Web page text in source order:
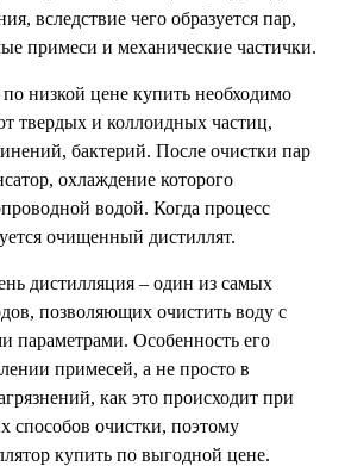
вследствие чего образуется пар,
примеси и механические частички.
низкой цене купить необходимо
твердых и коллоидных частиц,
бактерий. После очистки пар
охлаждение которого
водой. Когда процесс
очищенный дистиллят.
дистилляция – один из самых
позволяющих очистить воду с
Особенность его
примесей, а не просто в
как это происходит при
способов очистки, поэтому
купить по выгодной цене.